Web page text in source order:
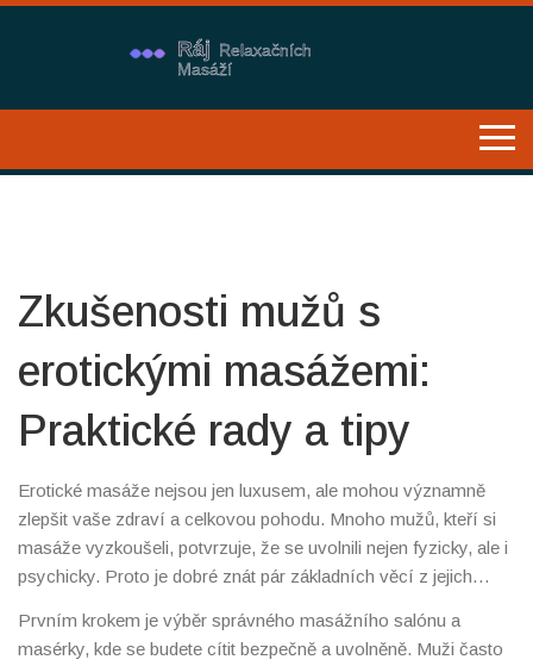
Zkušenosti mužů s
erotickými masážemi:
Praktické rady a tipy
Erotické masáže nejsou jen luxusem, ale mohou významně
zlepšit vaše zdraví a celkovou pohodu. Mnoho mužů, kteří si
masáže vyzkoušeli, potvrzuje, že se uvolnili nejen fyzicky, ale i
psychicky. Proto je dobré znát pár základních věcí z jejich
Prvním krokem je výběr správného masážního salónu a
masérky, kde se budete cítit bezpečně a uvolněně. Muži často